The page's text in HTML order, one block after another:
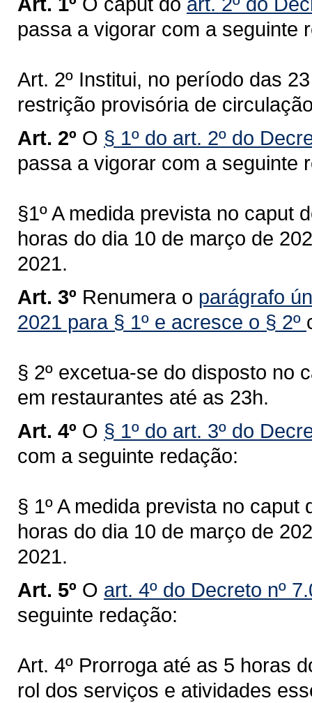
passa a vigorar com a seguinte
Art. 2º Institui, no período das
restrição provisória de
Art. 2º O § 1º do art. 2º do
passa a vigorar com a seguinte
§1º A medida prevista no caput
horas do dia 10 de março de
2021.
Art. 3º Renumera o parágrafo
2021 para § 1º e acresce o § 2º
§ 2º excetua-se do disposto no
em restaurantes até as 23h.
Art. 4º O § 1º do art. 3º do
com a seguinte redação:
§ 1º A medida prevista no
horas do dia 10 de março de
2021.
Art. 5º O art. 4º do Decreto nº
seguinte redação:
Art. 4º Prorroga até as 5 horas
rol dos serviços e atividades